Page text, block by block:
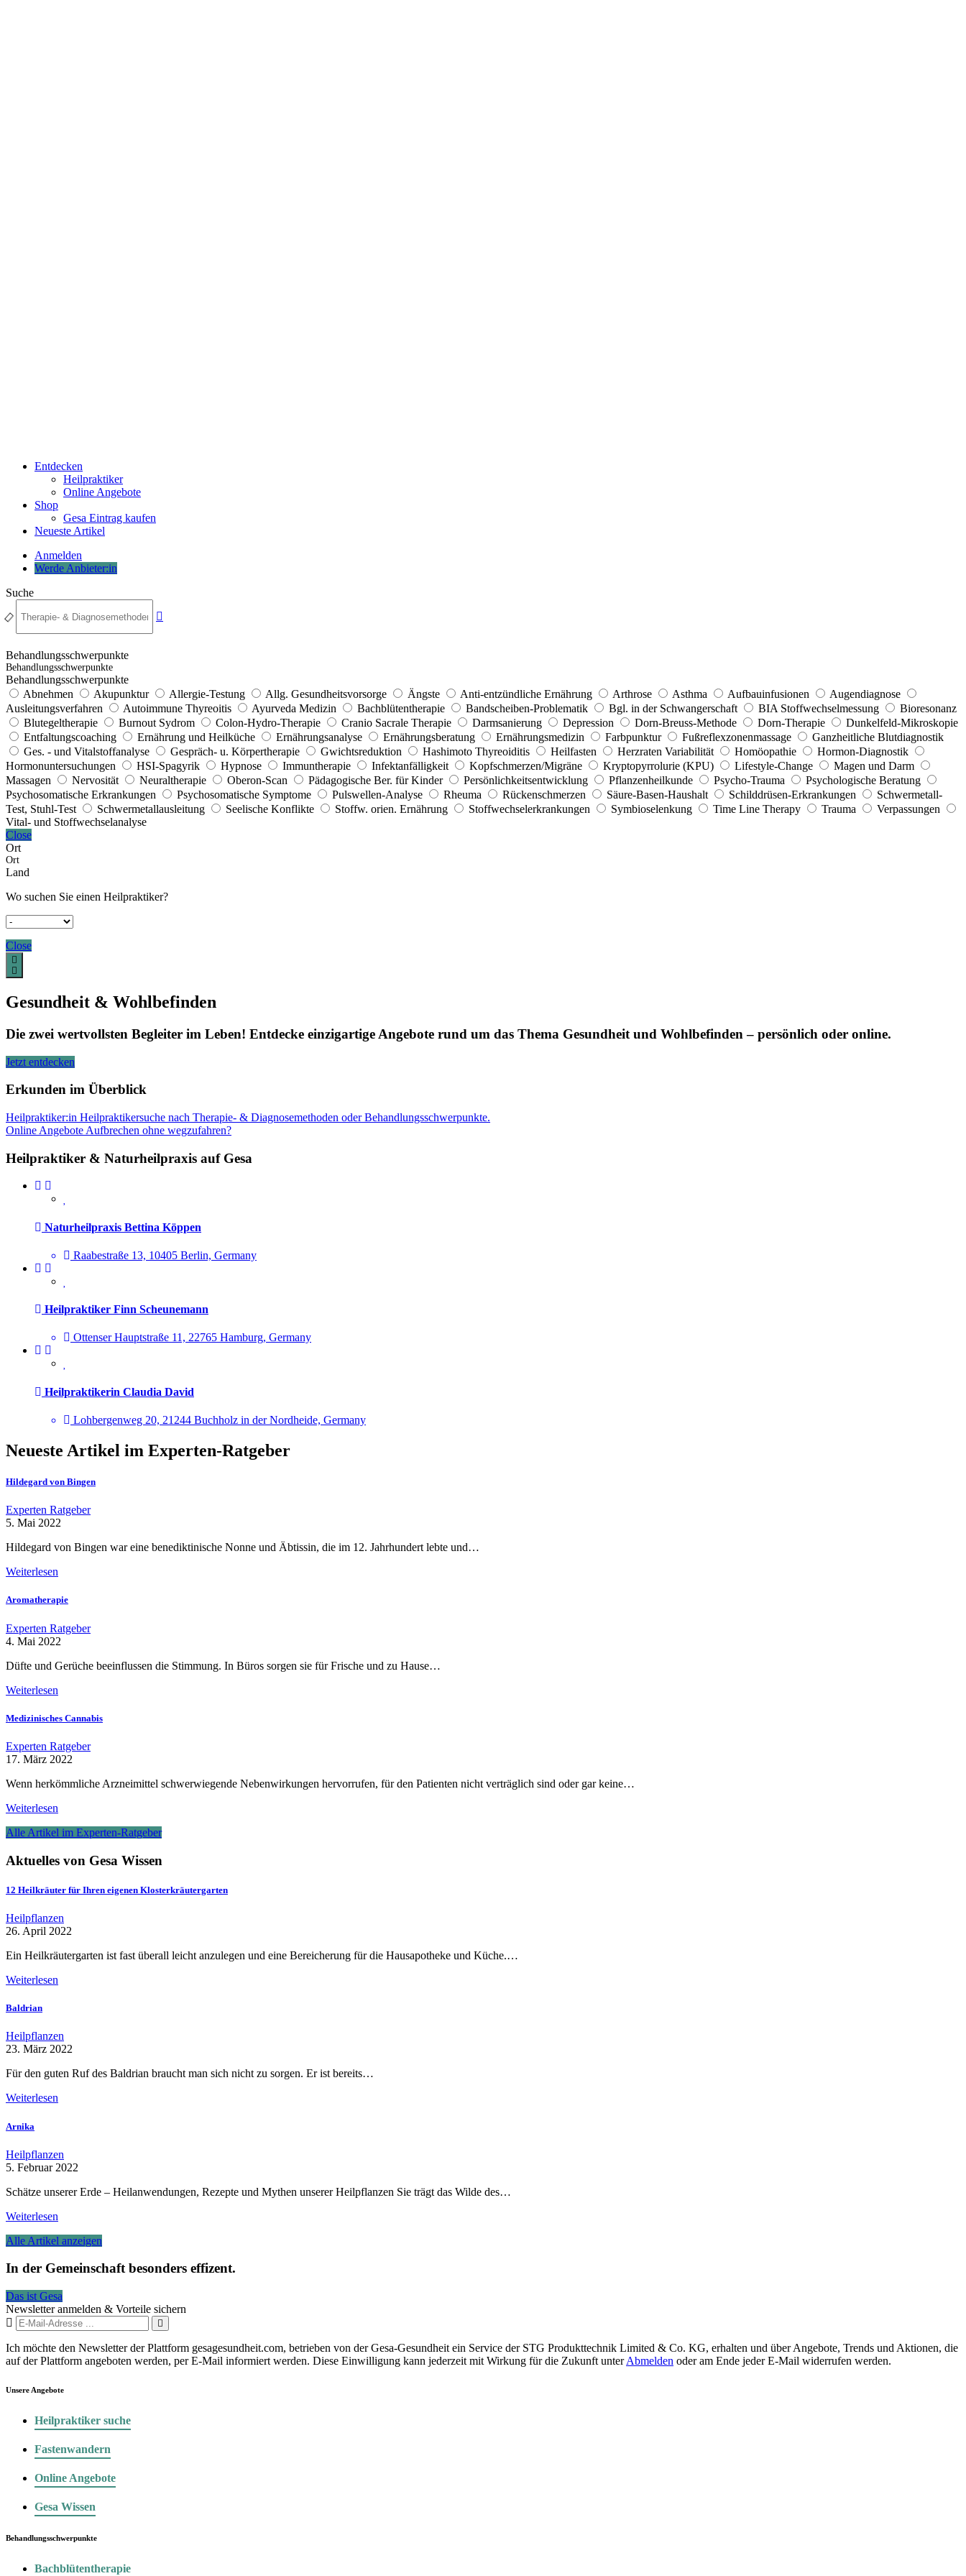
Entdecken
Heilpraktiker
Online Angebote
Shop
Gesa Eintrag kaufen
Neueste Artikel
Anmelden
Werde Anbieter:in
Suche
Behandlungsschwerpunkte
Behandlungsschwerpunkte
Behandlungsschwerpunkte
Abnehmen
Akupunktur Allergie-Testung Allg. Gesundheitsvorsorge Ängste Anti-entzündliche Ernährung Arthrose Asthma Aufbauinfusionen
Augendiagnose
Ausleitungsverfahren
Autoimmune Thyreoitis Ayurveda Medizin Bachblütentherapie Bandscheiben-Problematik Bgl. in der Schwangerschaft BIA Stoffwechselmessung
Bioresonanz
Blutegeltherapie
Burnout Sydrom Colon-Hydro-Therapie Cranio Sacrale Therapie Darmsanierung Depression Dorn-Breuss-Methode Dorn-Therapie
Dunkelfeld-Mikroskopie
Entfaltungscoaching
Ernährung und Heilküche Ernährungsanalyse Ernährungsberatung Ernährungsmedizin Farbpunktur Fußreflexzonenmassage
Ganzheitliche Blutdiagnostik
Ges. - und Vitalstoffanalyse
Gespräch- u. Körpertherapie Gwichtsreduktion Hashimoto Thyreoiditis Heilfasten Herzraten Variabilität Homöopathie
Hormon-Diagnostik
Hormonuntersuchungen
HSI-Spagyrik Hypnose Immuntherapie Infektanfälligkeit Kopfschmerzen/Migräne Kryptopyrrolurie (KPU) Lifestyle-Change
Magen und Darm
Massagen
Nervosität Neuraltherapie Oberon-Scan Pädagogische Ber. für Kinder Persönlichkeitsentwicklung Pflanzenheilkunde Psycho-Trauma
Psychologische Beratung
Psychosomatische Erkrankungen
Psychosomatische Symptome Pulswellen-Analyse Rheuma Rückenschmerzen Säure-Basen-Haushalt Schilddrüsen-Erkrankungen
Schwermetall-
Test, Stuhl-Test
Schwermetallausleitung Seelische Konflikte Stoffw. orien. Ernährung Stoffwechselerkrankungen Symbioselenkung Time Line Therapy Trauma
Verpassungen
Vital- und Stoffwechselanalyse
Close
Ort
Ort
Land
Wo suchen Sie einen Heilpraktiker?
Close
Gesundheit & Wohlbefinden
Die zwei wertvollsten Begleiter im Leben! Entdecke einzigartige Angebote rund um das Thema Gesundheit und Wohlbefinden – persönlich oder online.
Jetzt entdecken
Erkunden im Überblick
Heilpraktiker:in Heilpraktikersuche nach Therapie- & Diagnosemethoden oder Behandlungsschwerpunkte.
Online Angebote Aufbrechen ohne wegzufahren?
Heilpraktiker & Naturheilpraxis auf Gesa
Naturheilpraxis Bettina Köppen
Raabestraße 13, 10405 Berlin, Germany
Heilpraktiker Finn Scheunemann
Ottenser Hauptstraße 11, 22765 Hamburg, Germany
Heilpraktikerin Claudia David
Lohbergenweg 20, 21244 Buchholz in der Nordheide, Germany
Neueste Artikel im Experten-Ratgeber
Hildegard von Bingen
Experten Ratgeber
5. Mai 2022
Hildegard von Bingen war eine benediktinische Nonne und Äbtissin, die im 12. Jahrhundert lebte und…
Weiterlesen
Aromatherapie
Experten Ratgeber
4. Mai 2022
Düfte und Gerüche beeinflussen die Stimmung. In Büros sorgen sie für Frische und zu Hause…
Weiterlesen
Medizinisches Cannabis
Experten Ratgeber
17. März 2022
Wenn herkömmliche Arzneimittel schwerwiegende Nebenwirkungen hervorrufen, für den Patienten nicht verträglich sind oder gar keine…
Weiterlesen
Alle Artikel im Experten-Ratgeber
Aktuelles von Gesa Wissen
12 Heilkräuter für Ihren eigenen Klosterkräutergarten
Heilpflanzen
26. April 2022
Ein Heilkräutergarten ist fast überall leicht anzulegen und eine Bereicherung für die Hausapotheke und Küche.…
Weiterlesen
Baldrian
Heilpflanzen
23. März 2022
Für den guten Ruf des Baldrian braucht man sich nicht zu sorgen. Er ist bereits…
Weiterlesen
Arnika
Heilpflanzen
5. Februar 2022
Schätze unserer Erde – Heilanwendungen, Rezepte und Mythen unserer Heilpflanzen Sie trägt das Wilde des…
Weiterlesen
Alle Artikel anzeigen
In der Gemeinschaft besonders effizent.
Das ist Gesa
Newsletter anmelden & Vorteile sichern
Ich möchte den Newsletter der Plattform gesagesundheit.com, betrieben von der Gesa-Gesundheit ein Service der STG Produkttechnik Limited & Co. KG, erhalten und über Angebote, Trends und Aktionen, die
auf der Plattform angeboten werden, per E-Mail informiert werden. Diese Einwilligung kann jederzeit mit Wirkung für die Zukunft unterAbmelden oder am Ende jeder E-Mail widerrufen werden.
Unsere Angebote
Heilpraktiker suche
Fastenwandern
Online Angebote
Gesa Wissen
Behandlungsschwerpunkte
Bachblütentherapie